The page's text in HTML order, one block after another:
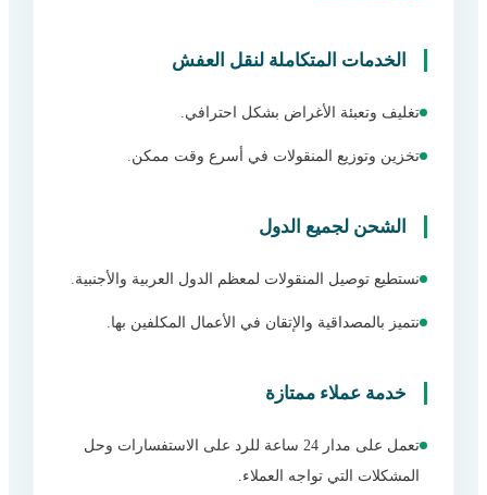
الخدمات المتكاملة لنقل العفش
تغليف وتعبئة الأغراض بشكل احترافي.
تخزين وتوزيع المنقولات في أسرع وقت ممكن.
الشحن لجميع الدول
نستطيع توصيل المنقولات لمعظم الدول العربية والأجنبية.
نتميز بالمصداقية والإتقان في الأعمال المكلفين بها.
خدمة عملاء ممتازة
تعمل على مدار 24 ساعة للرد على الاستفسارات وحل
المشكلات التي تواجه العملاء.